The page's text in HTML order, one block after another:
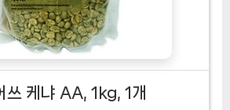
쓰 케냐 AA, 1kg, 1개